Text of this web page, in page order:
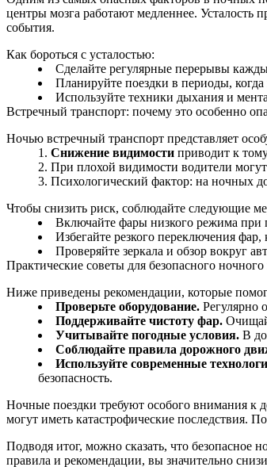
центры мозга работают медленнее. Усталость
события.
Как бороться с усталостью:
Сделайте регулярные перерывы
Планируйте поездки в периоды,
Используйте техники дыхания и
Встречный транспорт: почему это особенно
Ночью встречный транспорт представляет
Снижение видимости приводит к
При плохой видимости водители
Психологический фактор: на ночных
Чтобы снизить риск, соблюдайте следующие
Включайте фары низкого режима при
Избегайте резкого переключения
Проверяйте зеркала и обзор вокруг
Практические советы для безопасного
Ниже приведены рекомендации, которые
Проверьте оборудование. Регулярно
Поддерживайте чистоту фар.
Учитывайте погодные условия. В
Соблюдайте правила дорожного
Используйте современные
безопасность.
Ночные поездки требуют особого внимания к
могут иметь катастрофические последствия.
Подводя итог, можно сказать, что безопасное
правила и рекомендации, вы значительно